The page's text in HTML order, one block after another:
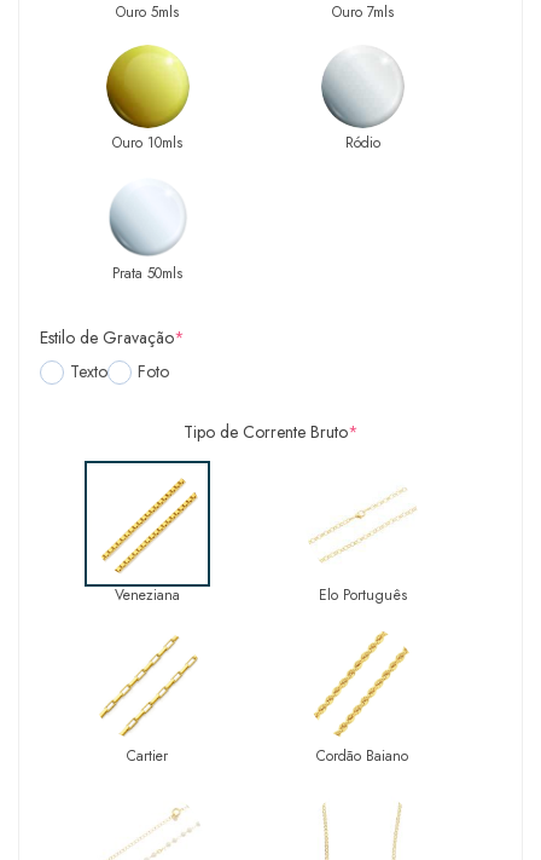
Ouro 5mls Ouro 7mls
Ouro 10mls Ródio
Prata 50mls
Estilo de Gravação*
Texto
Foto
Tipo de Corrente Bruto*
Veneziana Elo Português
Cartier Cordão Baiano